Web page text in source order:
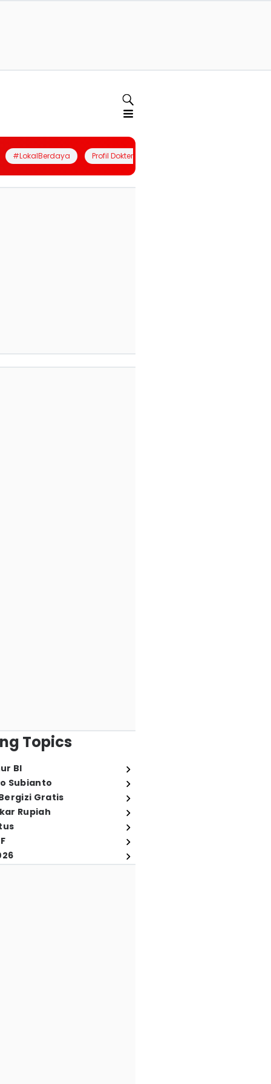
#LokalBerdaya Profil Dokter
Topics
BI
Subianto
Gratis
Rupiah